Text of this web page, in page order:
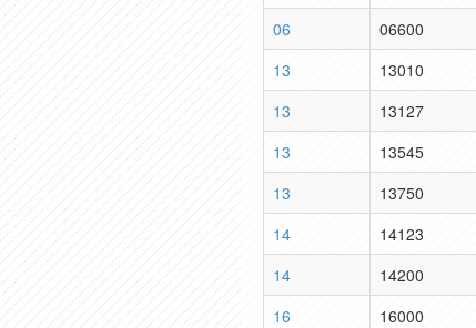
06
06600
13
13010
13
13127
13
13545
13
13750
14
14123
14
14200
16
16000